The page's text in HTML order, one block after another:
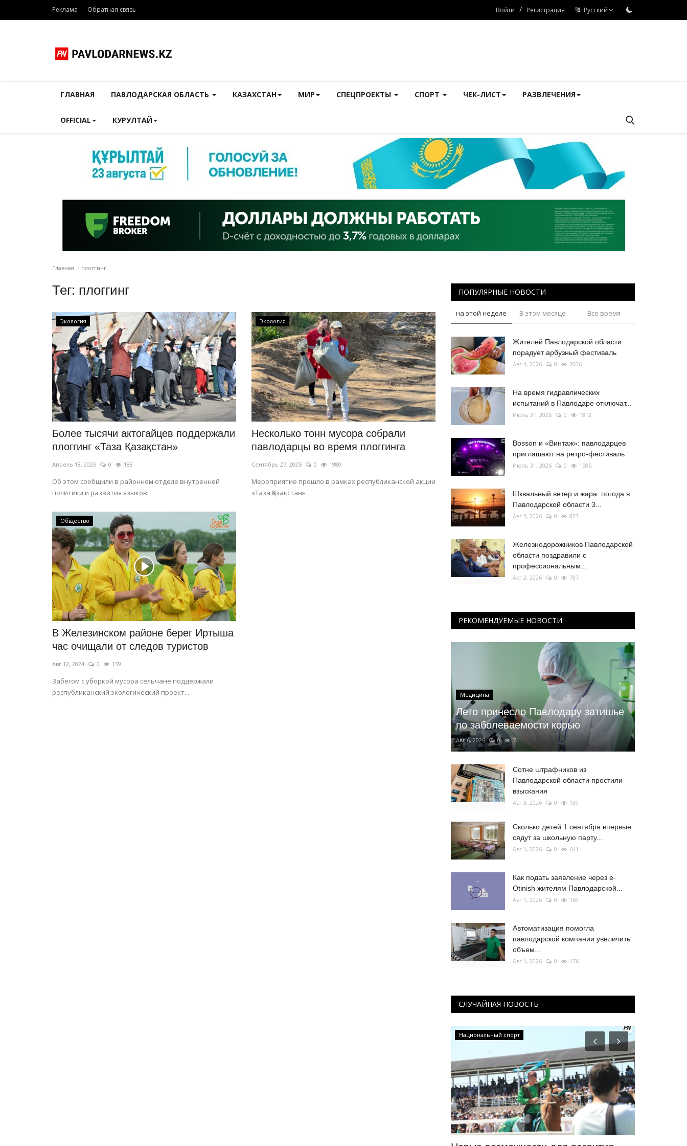
Реклама Обратная связь Войти / Регистрация Русский
ГЛАВНАЯ ПАВЛОДАРСКАЯ ОБЛАСТЬ КАЗАХСТАН МИР СПЕЦПРОЕКТЫ СПОРТ ЧЕК-ЛИСТ РАЗВЛЕЧЕНИЯ
OFFICIAL КУРУЛТАЙ
Главная плоггинг
Тег: плоггинг
Экология
Более тысячи актогайцев поддержали
плоггинг «Таза Қазақстан»
Апрель 18, 2026 0 188
Об этом сообщили в районном отделе внутренней
политики и развития языков.
Экология
Несколько тонн мусора собрали
павлодарцы во время плоггинга
Сентябрь 27, 2025 0 1980
Мероприятие прошло в рамках республиканской акции
«Таза Қазақстан».
Общество
В Железинском районе берег Иртыша
час очищали от следов туристов
Авг 12, 2024 0 139
Забегом с уборкой мусора сельчане поддержали
республиканский экологический проект...
ПОПУЛЯРНЫЕ НОВОСТИ
на этой неделе В этом месяце Все время
Жителей Павлодарской области
порадует арбузный фестиваль
Авг 4, 2026 0 2006
На время гидравлических
испытаний в Павлодаре отключат...
Июль 31, 2026 0 1812
Bosson и «Винтаж»: павлодарцев
приглашают на ретро-фестиваль
Июль 31, 2026 0 1585
Шквальный ветер и жара: погода в
Павлодарской области 3...
Авг 3, 2026 0 823
Железнодорожников Павлодарской
области поздравили с
профессиональным...
Авг 2, 2026 0 787
РЕКОМЕНДУЕМЫЕ НОВОСТИ
Медицина
Лето принесло Павлодару затишье
по заболеваемости корью
Авг 6, 2026 0 74
Сотне штрафников из
Павлодарской области простили
взыскания
Авг 3, 2026 0 139
Сколько детей 1 сентября впервые
сядут за школьную парту...
Авг 1, 2026 0 641
Как подать заявление через e-
Otinish жителям Павлодарской...
Авг 1, 2026 0 169
Автоматизация помогла
павлодарской компании увеличить
объем...
Авг 1, 2026 0 176
СЛУЧАЙНАЯ НОВОСТЬ
Национальный спорт